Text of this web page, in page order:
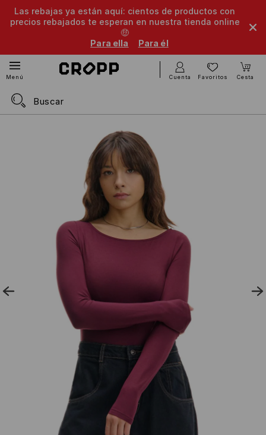
Las rebajas ya están aquí: cientos de productos con
precios rebajados te esperan en nuestra tienda online
🤑
Para ella
Para él
Menú Cuenta Favoritos Cesta